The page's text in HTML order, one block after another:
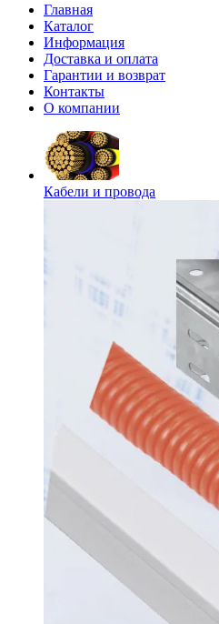
Главная
Каталог
Информация
Доставка и оплата
Гарантии и возврат
Контакты
О компании
Кабели и провода